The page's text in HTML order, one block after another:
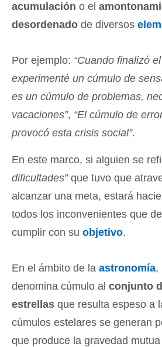
acumulación o el
desordenado de diversos
Por ejemplo: “Cuando finalizó
experimenté un cúmulo de
es un cúmulo de problemas,
vacaciones”, “El cúmulo de
provocó esta crisis social”.
En este marco, si alguien se
dificultades”que tuvo que
alcanzar una meta, estará
todos los inconvenientes que
cumplir con su objetivo.
En el ámbito de la astronomía,
denomina cúmulo al conjunto
estrellas que resulta espeso a
cúmulos estelares se generan
que produce la gravedad